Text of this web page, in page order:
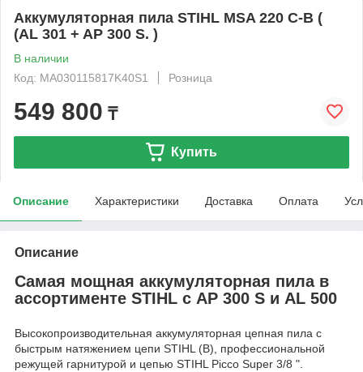
Аккумуляторная пила STIHL MSA 220 C-B (
(AL 301 + AP 300 S. )
В наличии
Код: MA030115817K40S1
Розница
549 800 ₸
Купить
Описание Характеристики Доставка Оплата
Описание
Самая мощная аккумуляторная пила в
ассортименте STIHL с AP 300 S и AL 500
Высокопроизводительная аккумуляторная цепная пила с
быстрым натяжением цепи STIHL (B), профессиональной
режущей гарнитурой и цепью STIHL Picco Super 3/8 ".